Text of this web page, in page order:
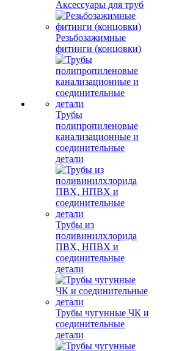
Аксессуары для труб
Резьбозажимные
фитинги (концовки)
Трубы
полипропиленовые
канализационные и
соединительные
детали
Трубы из
поливинилхлорида
ПВХ, НПВХ и
соединительные
детали
Трубы чугунные ЧК и
соединительные
детали